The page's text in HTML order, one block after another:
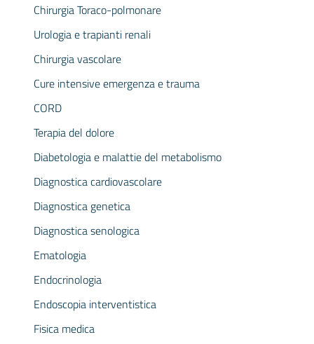
Chirurgia Toraco-polmonare
Urologia e trapianti renali
Chirurgia vascolare
Cure intensive emergenza e trauma
CORD
Terapia del dolore
Diabetologia e malattie del metabolismo
Diagnostica cardiovascolare
Diagnostica genetica
Diagnostica senologica
Ematologia
Endocrinologia
Endoscopia interventistica
Fisica medica